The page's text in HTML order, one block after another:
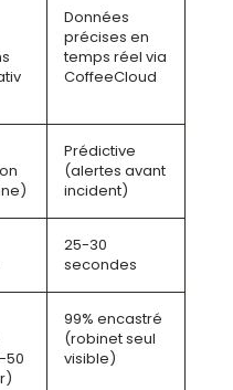
Données
précises en
temps réel via
CoffeeCloud
Prédictive
(alertes avant
incident)
25-30
secondes
50
99% encastré
(robinet seul
visible)